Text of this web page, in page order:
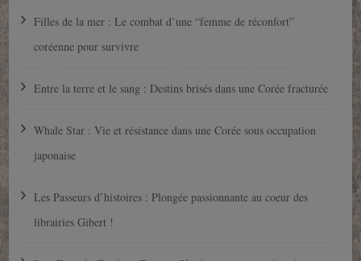
Filles de la mer : Le combat d’une “femme de réconfort”
coréenne pour survivre
Entre la terre et le sang : Destins brisés dans une Corée fracturée
Whale Star : Vie et résistance dans une Corée sous occupation
japonaise
Les Passeurs d’histoires : Plongée passionnante au coeur des
librairies Gibert !